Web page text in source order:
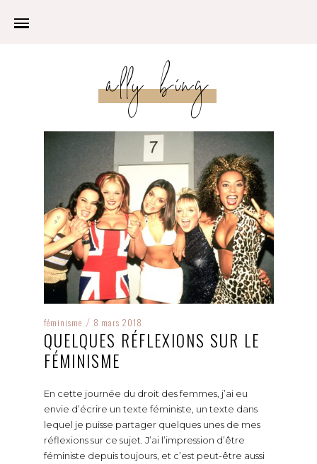
ally bing
féminisme / 8 mars 2018
QUELQUES RÉFLEXIONS SUR LE
FÉMINISME
En cette journée du droit des femmes, j’ai eu
envie d’écrire un texte féministe, un texte dans
lequel je puisse partager quelques unes de mes
réflexions sur ce sujet. J’ai l’impression d’être
féministe depuis toujours, et c’est peut-être aussi